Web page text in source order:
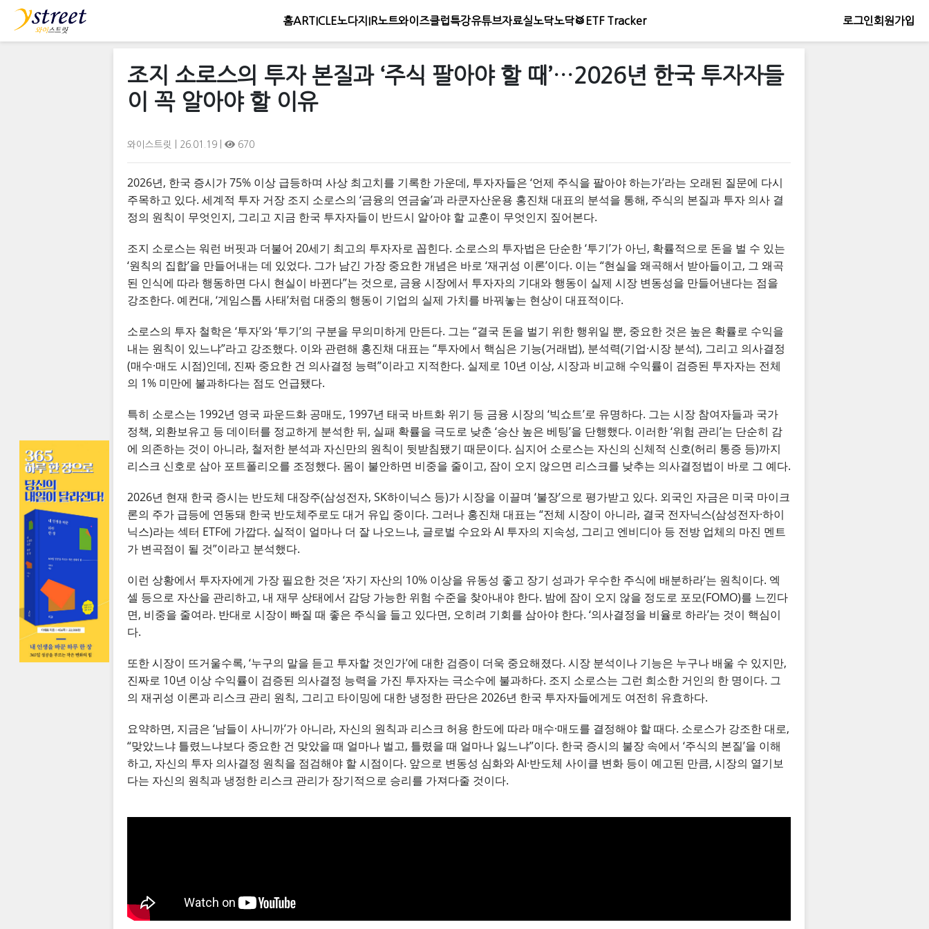
홈ARTICLE노다지IR노트와이즈클럽 특강유튜브자료실노닥노닥🥁 ETF Tracker 로그인회원가입
조지 소로스의 투자 본질과 ‘주식 팔아야 할 때’…2026년 한국 투자자들
이 꼭 알아야 할 이유
와이스트릿 | 26.01.19 | 670
2026년, 한국 증시가 75% 이상 급등하며 사상 최고치를 기록한 가운데, 투자자들은 ‘언제 주식을 팔아야 하는가’라는 오래된 질문에 다시
주목하고 있다. 세계적 투자 거장 조지 소로스의 ‘금융의 연금술’과 라쿤자산운용 홍진채 대표의 분석을 통해, 주식의 본질과 투자 의사 결
정의 원칙이 무엇인지, 그리고 지금 한국 투자자들이 반드시 알아야 할 교훈이 무엇인지 짚어본다.
조지 소로스는 워런 버핏과 더불어 20세기 최고의 투자자로 꼽힌다. 소로스의 투자법은 단순한 ‘투기’가 아닌, 확률적으로 돈을 벌 수 있는
‘원칙의 집합’을 만들어내는 데 있었다. 그가 남긴 가장 중요한 개념은 바로 ‘재귀성 이론’이다. 이는 “현실을 왜곡해서 받아들이고, 그 왜곡
된 인식에 따라 행동하면 다시 현실이 바뀐다”는 것으로, 금융 시장에서 투자자의 기대와 행동이 실제 시장 변동성을 만들어낸다는 점을
강조한다. 예컨대, ‘게임스톱 사태’처럼 대중의 행동이 기업의 실제 가치를 바꿔놓는 현상이 대표적이다.
소로스의 투자 철학은 ‘투자’와 ‘투기’의 구분을 무의미하게 만든다. 그는 “결국 돈을 벌기 위한 행위일 뿐, 중요한 것은 높은 확률로 수익을
내는 원칙이 있느냐”라고 강조했다. 이와 관련해 홍진채 대표는 “투자에서 핵심은 기능(거래법), 분석력(기업·시장 분석), 그리고 의사결정
(매수·매도 시점)인데, 진짜 중요한 건 의사결정 능력”이라고 지적한다. 실제로 10년 이상, 시장과 비교해 수익률이 검증된 투자자는 전체
의 1% 미만에 불과하다는 점도 언급됐다.
특히 소로스는 1992년 영국 파운드화 공매도, 1997년 태국 바트화 위기 등 금융 시장의 ‘빅쇼트’로 유명하다. 그는 시장 참여자들과 국가
정책, 외환보유고 등 데이터를 정교하게 분석한 뒤, 실패 확률을 극도로 낮춘 ‘승산 높은 베팅’을 단행했다. 이러한 ‘위험 관리’는 단순히 감
에 의존하는 것이 아니라, 철저한 분석과 자신만의 원칙이 뒷받침됐기 때문이다. 심지어 소로스는 자신의 신체적 신호(허리 통증 등)까지
리스크 신호로 삼아 포트폴리오를 조정했다. 몸이 불안하면 비중을 줄이고, 잠이 오지 않으면 리스크를 낮추는 의사결정법이 바로 그 예다.
2026년 현재 한국 증시는 반도체 대장주(삼성전자, SK하이닉스 등)가 시장을 이끌며 ‘불장’으로 평가받고 있다. 외국인 자금은 미국 마이크
론의 주가 급등에 연동돼 한국 반도체주로도 대거 유입 중이다. 그러나 홍진채 대표는 “전체 시장이 아니라, 결국 전자닉스(삼성전자·하이
닉스)라는 섹터 ETF에 가깝다. 실적이 얼마나 더 잘 나오느냐, 글로벌 수요와 AI 투자의 지속성, 그리고 엔비디아 등 전방 업체의 마진 멘트
가 변곡점이 될 것”이라고 분석했다.
이런 상황에서 투자자에게 가장 필요한 것은 ‘자기 자산의 10% 이상을 유동성 좋고 장기 성과가 우수한 주식에 배분하라’는 원칙이다. 엑
셀 등으로 자산을 관리하고, 내 재무 상태에서 감당 가능한 위험 수준을 찾아내야 한다. 밤에 잠이 오지 않을 정도로 포모(FOMO)를 느낀다
면, 비중을 줄여라. 반대로 시장이 빠질 때 좋은 주식을 들고 있다면, 오히려 기회를 삼아야 한다. ‘의사결정을 비율로 하라’는 것이 핵심이
다.
또한 시장이 뜨거울수록, ‘누구의 말을 듣고 투자할 것인가’에 대한 검증이 더욱 중요해졌다. 시장 분석이나 기능은 누구나 배울 수 있지만,
진짜로 10년 이상 수익률이 검증된 의사결정 능력을 가진 투자자는 극소수에 불과하다. 조지 소로스는 그런 희소한 거인의 한 명이다. 그
의 재귀성 이론과 리스크 관리 원칙, 그리고 타이밍에 대한 냉정한 판단은 2026년 한국 투자자들에게도 여전히 유효하다.
요약하면, 지금은 ‘남들이 사니까’가 아니라, 자신의 원칙과 리스크 허용 한도에 따라 매수·매도를 결정해야 할 때다. 소로스가 강조한 대로,
“맞았느냐 틀렸느냐보다 중요한 건 맞았을 때 얼마나 벌고, 틀렸을 때 얼마나 잃느냐”이다. 한국 증시의 불장 속에서 ‘주식의 본질’을 이해
하고, 자신의 투자 의사결정 원칙을 점검해야 할 시점이다. 앞으로 변동성 심화와 AI·반도체 사이클 변화 등이 예고된 만큼, 시장의 열기보
다는 자신의 원칙과 냉정한 리스크 관리가 장기적으로 승리를 가져다줄 것이다.